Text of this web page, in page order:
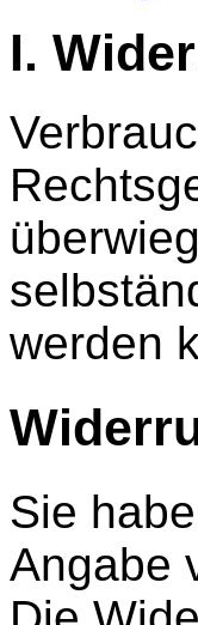
I.
werden
Sie
Angabe